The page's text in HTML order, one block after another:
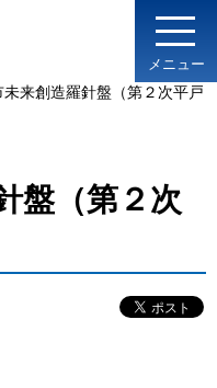
メニュー
未来創造羅針盤（第２次平戸
盤（第２次